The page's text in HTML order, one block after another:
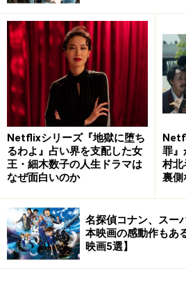
・監督：フランソワ・トリュフォ
Netflixシリーズ『地獄に堕ち
るわよ』占い界を支配した女
王・細木数子の人生ドラマは
なぜ面白いのか
罪』
村
裏側
名探偵コナン、スー
本映画の感動作もあ
映画5選】